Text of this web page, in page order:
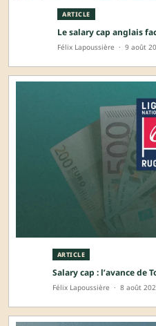
ARTICLE
Le salary cap anglais
Félix Lapoussière · 9 août
ARTICLE
Salary cap : l’avance de
Félix Lapoussière · 8 août